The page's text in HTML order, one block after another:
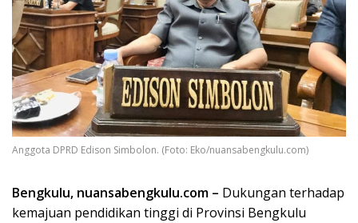
Anggota DPRD Edison Simbolon. (Foto: Eko/nuansabengkulu.com)
Bengkulu, nuansabengkulu.com – Dukungan terhadap
kemajuan pendidikan tinggi di Provinsi Bengkulu